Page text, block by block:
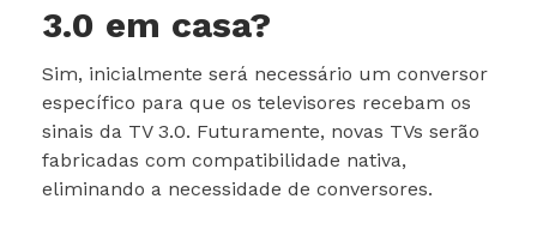
3.0 em casa?
Sim, inicialmente será necessário um conversor
específico para que os televisores recebam os
sinais da TV 3.0. Futuramente, novas TVs serão
fabricadas com compatibilidade nativa,
eliminando a necessidade de conversores.